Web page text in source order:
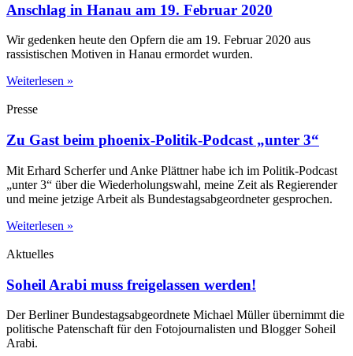
Anschlag in Hanau am 19. Februar 2020
Wir gedenken heute den Opfern die am 19. Februar 2020 aus
rassistischen Motiven in Hanau ermordet wurden.
Weiterlesen »
Presse
Zu Gast beim phoenix-Politik-Podcast „unter 3“
Mit Erhard Scherfer und Anke Plättner habe ich im Politik-Podcast
„unter 3“ über die Wiederholungswahl, meine Zeit als Regierender
und meine jetzige Arbeit als Bundestagsabgeordneter gesprochen.
Weiterlesen »
Aktuelles
Soheil Arabi muss freigelassen werden!
Der Berliner Bundestagsabgeordnete Michael Müller übernimmt die
politische Patenschaft für den Fotojournalisten und Blogger Soheil
Arabi.